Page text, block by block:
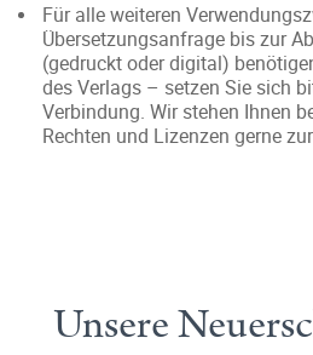
Für alle weiteren
Übersetzungsanfrage bis zur
(gedruckt oder digital)
des Verlags – setzen Sie sich
Verbindung. Wir stehen Ihnen
Rechten und Lizenzen gerne
Unsere